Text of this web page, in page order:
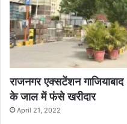
राजनगर एक्सटेंशन
के जाल में फंसे खरीदार
April 21, 2022